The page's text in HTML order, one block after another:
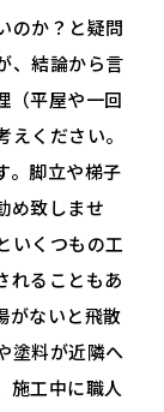
のか？と疑問
、結論から言
（平屋や一回
ください。
。脚立や梯子
め致しませ
いくつもの工
れることもあ
がないと飛散
塗料が近隣へ
施工中に職人